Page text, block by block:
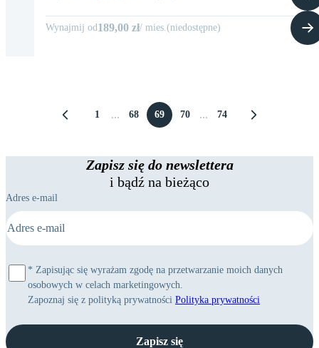
Wynajmij od189,00 zł/ mies.(niedostępne)
1 ... 68 69 70 ... 74
Zapisz się do newslettera
i bądź na bieżąco
Adres e-mail
* Zapisując się wyrażam zgodę na przetwarzanie moich danych
osobowych w celach marketingowych.
Zapoznaj się z polityką prywatności Polityka prywatności
Zapisz się